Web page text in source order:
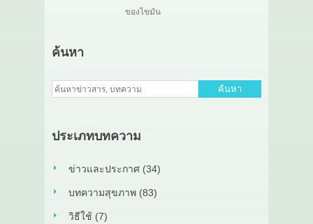
ของไขมัน
ค้นหา
ค้นหา
ประเภทบทความ
ข่าวและประกาศ (34)
บทความสุขภาพ (83)
วิธีใช้ (7)